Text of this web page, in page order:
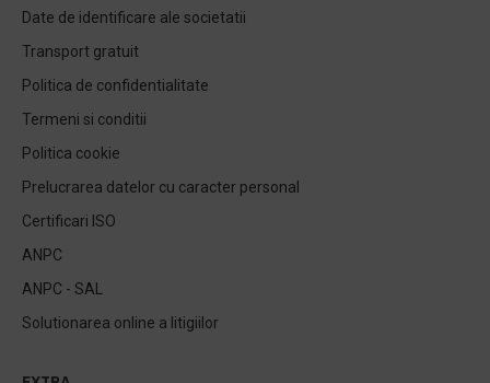
Date de identificare ale societatii
Transport gratuit
Politica de confidentialitate
Termeni si conditii
Politica cookie
Prelucrarea datelor cu caracter personal
Certificari ISO
ANPC
ANPC - SAL
Solutionarea online a litigiilor